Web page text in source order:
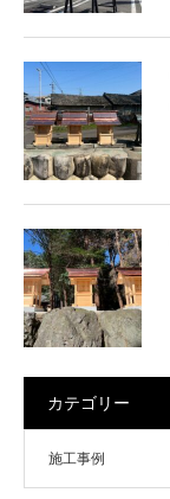
カテゴリー
施工事例